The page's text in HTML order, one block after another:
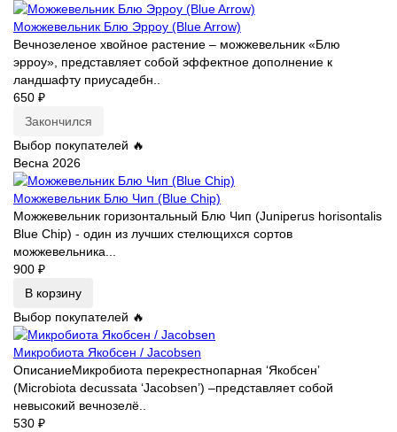
Можжевельник Блю Эрроу (Blue Arrow)
Вечнозеленое хвойное растение – можжевельник «Блю
эрроу», представляет собой эффектное дополнение к
ландшафту приусадебн..
650 ₽
Закончился
Выбор покупателей 🔥
Весна 2026
Можжевельник Блю Чип (Blue Chip)
Можжевельник горизонтальный Блю Чип (Juniperus horisontalis
Blue Chip) - один из лучших стелющихся сортов
можжевельника...
900 ₽
В корзину
Выбор покупателей 🔥
Микробиота Якобсен / Jacobsen
ОписаниеМикробиота перекрестнопарная ‘Якобсен’
(Microbiota decussata ‘Jacobsen’) –представляет собой
невысокий вечнозелё..
530 ₽